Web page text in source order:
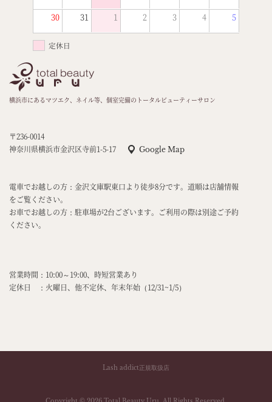
30 31 1 2 3 4 5
定休日
横浜市にあるマツエク、ネイル等、個室完備のトータルビューティーサロン
〒236-0014
神奈川県横浜市金沢区寺前1-5-17
Google Map
電車でお越しの方：金沢文庫駅東口より徒歩8分です。道順は店舗情報
をご覧ください。
お車でお越しの方：駐車場が2台ございます。ご利用の際は別途ご予約
ください。
営業時間：10:00～19:00、時短営業あり
定休日 ：火曜日、他不定休、年末年始（12/31~1/5）
Lash addict正規取扱店